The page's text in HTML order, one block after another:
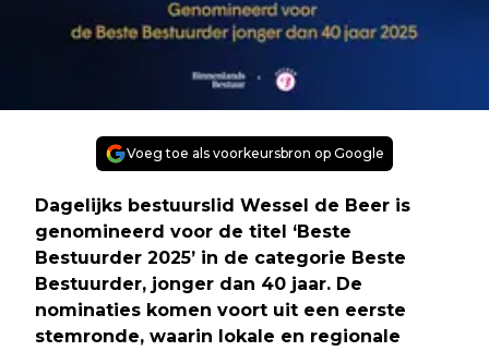
Voeg toe als voorkeursbron op Google
Dagelijks bestuurslid Wessel de Beer is
genomineerd voor de titel ‘Beste
Bestuurder 2025’ in de categorie Beste
Bestuurder, jonger dan 40 jaar. De
nominaties komen voort uit een eerste
stemronde, waarin lokale en regionale